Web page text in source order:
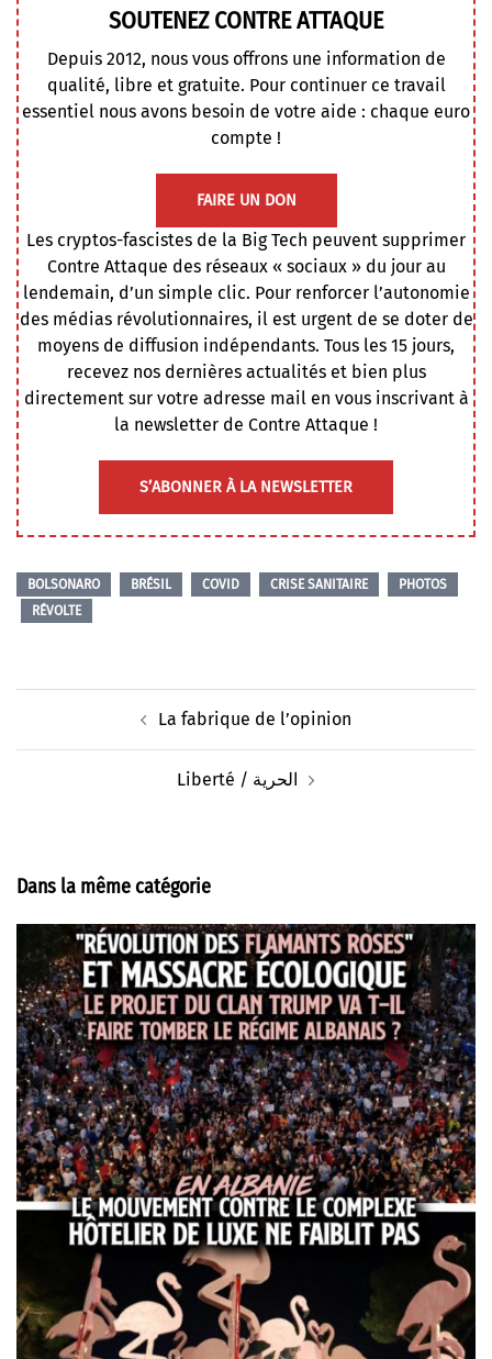
SOUTENEZ CONTRE ATTAQUE
Depuis 2012, nous vous offrons une information de
qualité, libre et gratuite. Pour continuer ce travail
essentiel nous avons besoin de votre aide : chaque euro
compte !
FAIRE UN DON
Les cryptos-fascistes de la Big Tech peuvent supprimer
Contre Attaque des réseaux « sociaux » du jour au
lendemain, d’un simple clic. Pour renforcer l’autonomie
des médias révolutionnaires, il est urgent de se doter de
moyens de diffusion indépendants. Tous les 15 jours,
recevez nos dernières actualités et bien plus
directement sur votre adresse mail en vous inscrivant à
la newsletter de Contre Attaque !
S’ABONNER À LA NEWSLETTER
BOLSONARO BRÉSIL COVID CRISE SANITAIRE
PHOTOS
RÉVOLTE
La fabrique de l’opinion
Liberté / الحرية
Dans la même catégorie